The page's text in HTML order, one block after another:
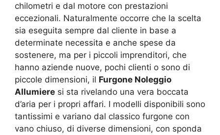
chilometri e dal motore con prestazioni
eccezionali. Naturalmente occorre che la scelta
sia eseguita sempre dal cliente in base a
determinate necessita e anche spese da
sostenere, ma per i piccoli imprenditori, che
hanno aziende nuove, pochi clienti o sono di
piccole dimensioni, il Furgone Noleggio
Allumiere si sta rivelando una vera boccata
d’aria per i propri affari. I modelli disponibili sono
tantissimi e variano dal classico furgone con
vano chiuso, di diverse dimensioni, con sponda